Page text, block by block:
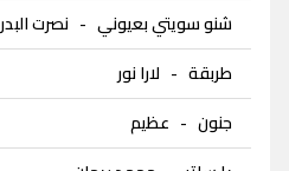
شنو سويتي بعيوني - نصرت البدر
طربقة - لارا نور
جنون - عظيم